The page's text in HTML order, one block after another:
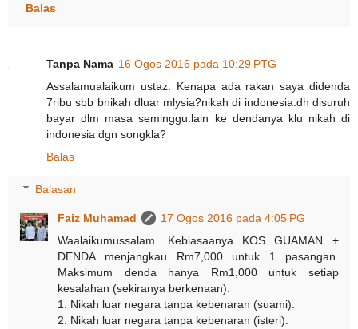
Balas
Tanpa Nama 16 Ogos 2016 pada 10:29 PTG
Assalamualaikum ustaz. Kenapa ada rakan saya didenda
7ribu sbb bnikah dluar mlysia?nikah di indonesia.dh disuruh
bayar dlm masa seminggu.lain ke dendanya klu nikah di
indonesia dgn songkla?
Balas
Balasan
Faiz Muhamad
17 Ogos 2016 pada 4:05 PG
Waalaikumussalam. Kebiasaanya KOS GUAMAN +
DENDA menjangkau Rm7,000 untuk 1 pasangan.
Maksimum denda hanya Rm1,000 untuk setiap
kesalahan (sekiranya berkenaan):
1. Nikah luar negara tanpa kebenaran (suami).
2. Nikah luar negara tanpa kebenaran (isteri).